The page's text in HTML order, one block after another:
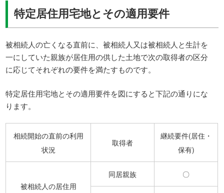
特定居住用宅地とその適用要件
被相続人の亡くなる直前に、被相続人又は被相続人と生計を
一にしていた親族が居住用の供した土地で次の取得者の区分
に応じてそれぞれの要件を満たすものです。
特定居住用宅地とその適用要件を図にすると下記の通りにな
ります。
相続開始の直前の利用
状況
取得者
継続要件(居住・
保有)
被相続人の居住用
同居親族 〇